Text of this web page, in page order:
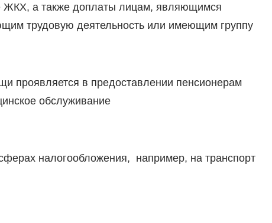
ЖКХ, а также доплаты лицам, являющимся
трудовую деятельность или имеющим группу
проявляется в предоставлении пенсионерам
обслуживание
налогообложения, например, на транспорт